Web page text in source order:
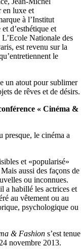
en luxe et
à l’Institut
d’esthétique et
Nationale des
est revenu sur la
le
un atout pour sublimer
de rêves et de désirs.
« Cinéma &
presque, le cinéma a
et «popularisé»
aussi des façons de
ou inconnues.
a habillé les actrices et
au vêtement ou au
psychologique ou
& Fashion s’est tenue
novembre 2013.